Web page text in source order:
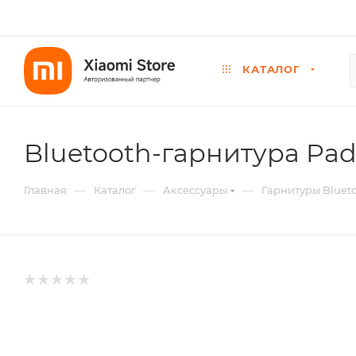
КАТАЛОГ
Bluetooth-гарнитура
Главная — Каталог — Аксессуары — Гарнитуры